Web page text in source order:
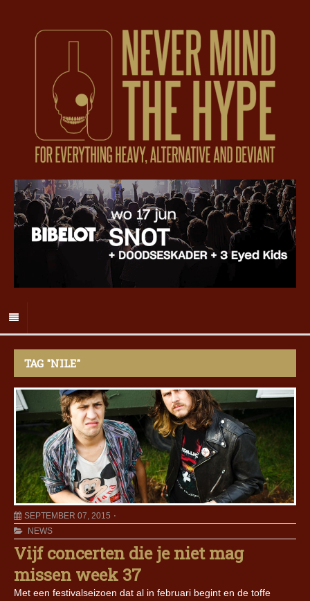
TAG "NILE"
SEPTEMBER 07, 2015
NEWS
Vijf concerten die je niet mag
missen week 37
Met een festivalseizoen dat al in februari begint en de toffe